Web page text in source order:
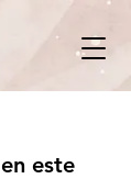
este